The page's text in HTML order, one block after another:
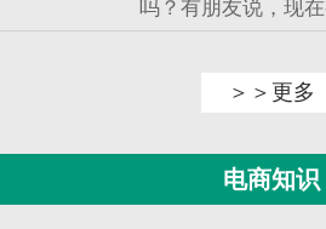
吗？有朋友说，现
＞＞更多
电商知识